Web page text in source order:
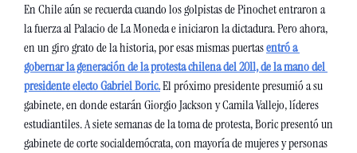
En Chile aún se recuerda cuando los golpistas de Pinochet entraron a
la fuerza al Palacio de La Moneda e iniciaron la dictadura. Pero ahora,
en un giro grato de la historia, por esas mismas puertasentró a
gobernar la generación de la protesta chilena del 2011, de la mano del
presidente electo Gabriel Boric. El próximo presidente presumió a su
gabinete, en donde estarán Giorgio Jackson y Camila Vallejo, líderes
estudiantiles. A siete semanas de la toma de protesta, Boric presentó un
gabinete de corte socialdemócrata, con mayoría de mujeres y personas